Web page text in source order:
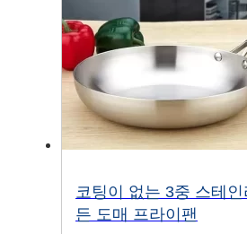
코팅이 없는 3중 스테
든 도매 프라이팬